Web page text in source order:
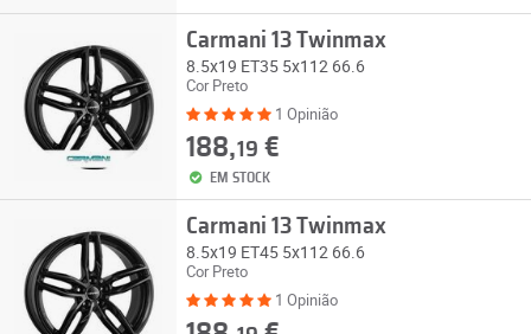
Carmani 13 Twinmax
8.5x19 ET35 5x112 66.6
Cor Preto
1 Opinião
188,19 €
EM STOCK
Carmani 13 Twinmax
8.5x19 ET45 5x112 66.6
Cor Preto
1 Opinião